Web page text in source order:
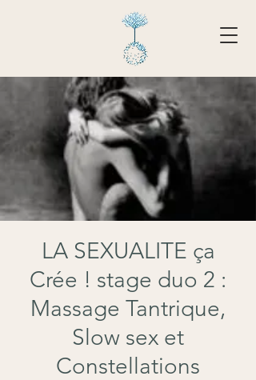
Tarifs - Réserver
LA SEXUALITE ça
Crée ! stage duo 2 :
Massage Tantrique,
Slow sex et
Constellations